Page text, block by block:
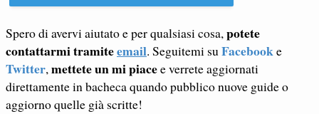
Spero di avervi aiutato e per qualsiasi cosa,potete
contattarmi tramiteemail. Seguitemi suFacebooke
Twitter,mettete un mi piacee verrete aggiornati
direttamente in bacheca quando pubblico nuove guide o
aggiorno quelle già scritte!